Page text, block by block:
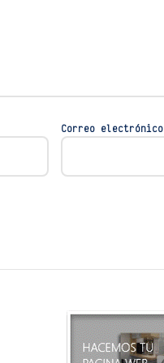
Correo electrónico